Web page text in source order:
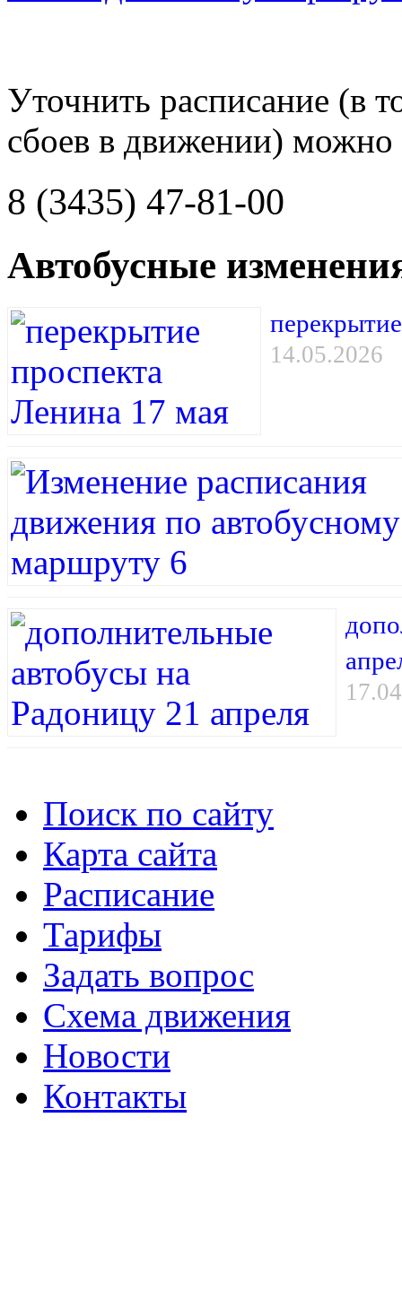
Уточнить расписание (в
сбоев в движении) можно
8 (3435) 47-81-00
Автобусные
14.05.2026
Поиск по сайту
Карта сайта
Расписание
Тарифы
Задать вопрос
Схема движения
Новости
Контакты